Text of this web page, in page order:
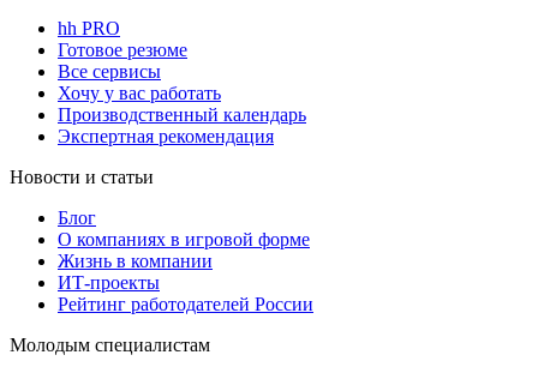
hh PRO
Готовое резюме
Все сервисы
Хочу у вас работать
Производственный календарь
Экспертная рекомендация
Новости и статьи
Блог
О компаниях в игровой форме
Жизнь в компании
ИТ-проекты
Рейтинг работодателей России
Молодым специалистам